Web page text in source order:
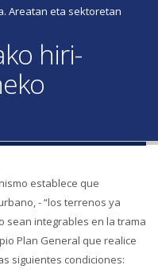
Areatan eta sektoretan
hiri-
establece que
- “los terrenos ya
sean integrables en la trama
Plan General que realice
siguientes condiciones: